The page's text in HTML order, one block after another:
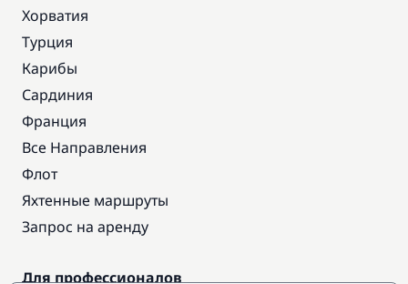
Хорватия
Турция
Карибы
Сардиния
Франция
Все Направления
Флот
Яхтенные маршруты
Запрос на аренду
Для профессионалов